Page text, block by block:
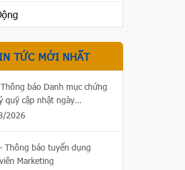
TỨC MỚI NHẤT
báo Danh mục chứng
quỹ cập nhật ngày
2026
Thông báo tuyển dụng
Marketing